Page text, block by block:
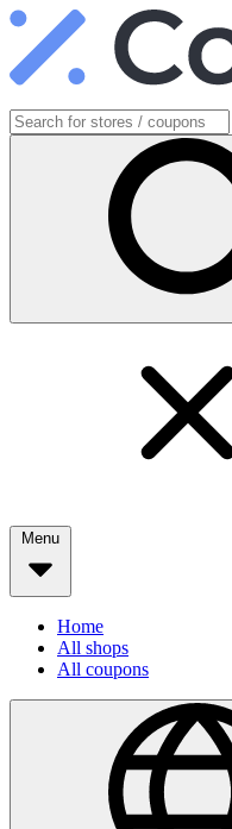
Menu
Home
All shops
All coupons